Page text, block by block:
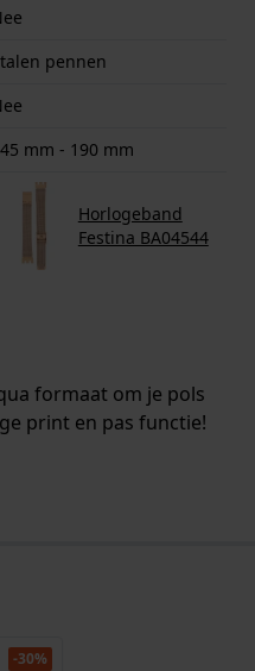
pennen
mm - 190 mm
Horlogeband
Festina BA04544
formaat om je pols
print en pas functie!
-30%